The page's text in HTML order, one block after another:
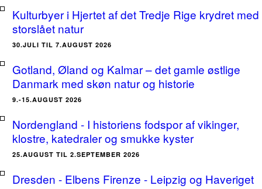
Kulturbyer i Hjertet af det Tredje Rige krydret med
storslået natur
30.JULI TIL 7.AUGUST 2026
Gotland, Øland og Kalmar – det gamle østlige
Danmark med skøn natur og historie
9.-15.AUGUST 2026
Nordengland - I historiens fodspor af vikinger,
klostre, katedraler og smukke kyster
25.AUGUST TIL 2.SEPTEMBER 2026
Dresden - Elbens Firenze - Leipzig og Haveriget